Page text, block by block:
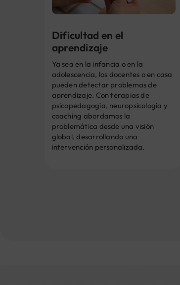
Dificultad en el
aprendizaje
Ya sea en la infancia o en la
adolescencia, los docentes o en casa
pueden detectar problemas de
aprendizaje. Con terapias de
psicopedagogía, neuropsicología y
coaching abordamos la
problemática desde una visión
global, desarrollando una
intervención personalizada.